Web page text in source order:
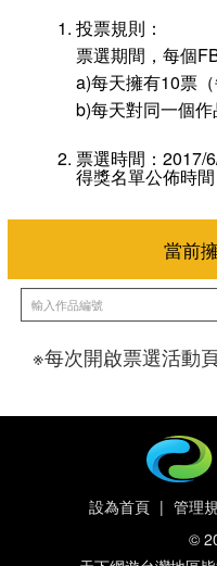
投票規則：
票選期間，每個
a)每天擁有10票（
b)每天對同一個
票選時間：2017/
得獎名單公佈時
※每次開啟票選活動
設為首頁 | 管理
©